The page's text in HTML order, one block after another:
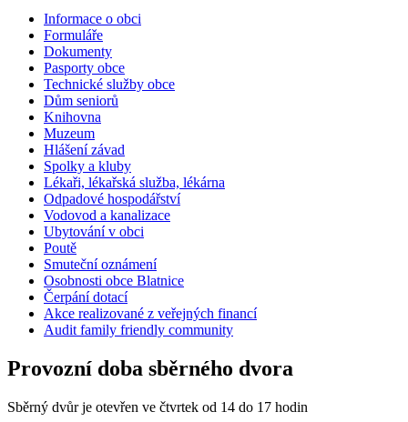
Informace o obci
Formuláře
Dokumenty
Pasporty obce
Technické služby obce
Dům seniorů
Knihovna
Muzeum
Hlášení závad
Spolky a kluby
Lékaři, lékařská služba, lékárna
Odpadové hospodářství
Vodovod a kanalizace
Ubytování v obci
Poutě
Smuteční oznámení
Osobnosti obce Blatnice
Čerpání dotací
Akce realizované z veřejných financí
Audit family friendly community
Provozní doba sběrného dvora
Sběrný dvůr je otevřen ve čtvrtek od 14 do 17 hodin